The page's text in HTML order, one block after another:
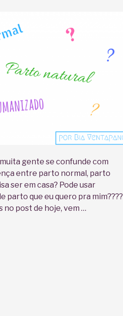
gente se confunde com
entre parto normal, parto
ser em casa? Pode usar
parto que eu quero pra mim????
no post de hoje, vem …